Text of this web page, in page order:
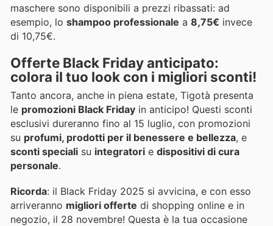
maschere sono disponibili a prezzi ribassati: ad
esempio, lo shampoo professionale a 8,75€ invece
di 10,75€.
Offerte Black Friday anticipato:
colora il tuo look con i migliori sconti!
Tanto ancora, anche in piena estate, Tigotà presenta
le promozioni Black Friday in anticipo! Questi sconti
esclusivi dureranno fino al 15 luglio, con promozioni
su profumi, prodotti per il benessere e bellezza, e
sconti speciali su integratori e dispositivi di cura
personale.
Ricorda: il Black Friday 2025 si avvicina, e con esso
arriveranno migliori offerte di shopping online e in
negozio, il 28 novembre! Questa è la tua occasione